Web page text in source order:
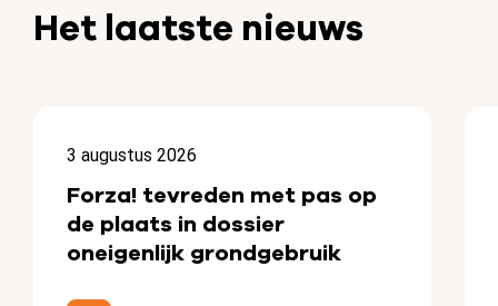
Het laatste nieuws
3 augustus 2026
Forza! tevreden met pas op
de plaats in dossier
oneigenlijk grondgebruik